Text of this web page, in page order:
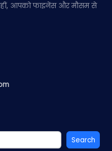
आपको फाइनेंस और मौसम से
Search